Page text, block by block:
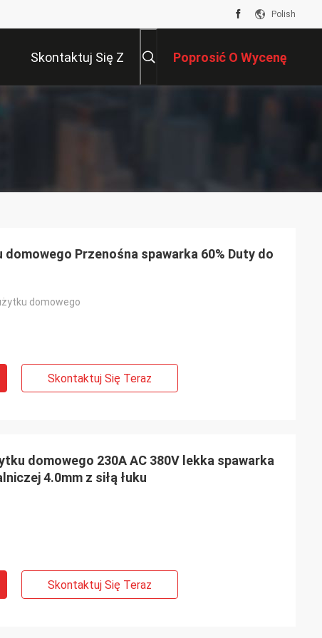
Polish
Skontaktuj Się Z Poprosić O Wycenę
Przenośna spawarka 60% Duty do
domowego
Skontaktuj Się Teraz
domowego 230A AC 380V lekka spawarka
4.0mm z siłą łuku
Skontaktuj Się Teraz